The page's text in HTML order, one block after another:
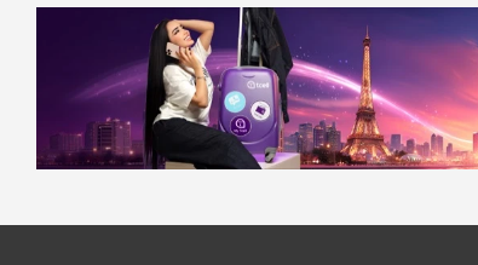
Навигация
записям